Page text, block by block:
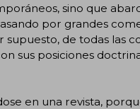
sino que
por grandes
supuesto, de todas las
sus posiciones
en una revista,